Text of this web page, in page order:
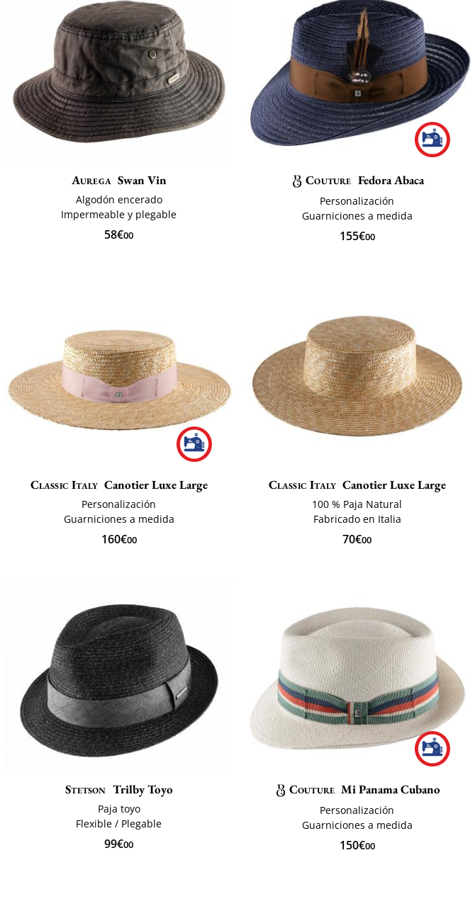
Aurega Swan Vin
Algodón encerado
Impermeable y plegable
58€00
Couture Fedora Abaca
Personalización
Guarniciones a medida
155€00
Classic Italy Canotier Luxe Large
Personalización
Guarniciones a medida
160€00
Classic Italy Canotier Luxe Large
100 % Paja Natural
Fabricado en Italia
70€00
Stetson Trilby Toyo
Paja toyo
Flexible / Plegable
99€00
Couture Mi Panama Cubano
Personalización
Guarniciones a medida
150€00